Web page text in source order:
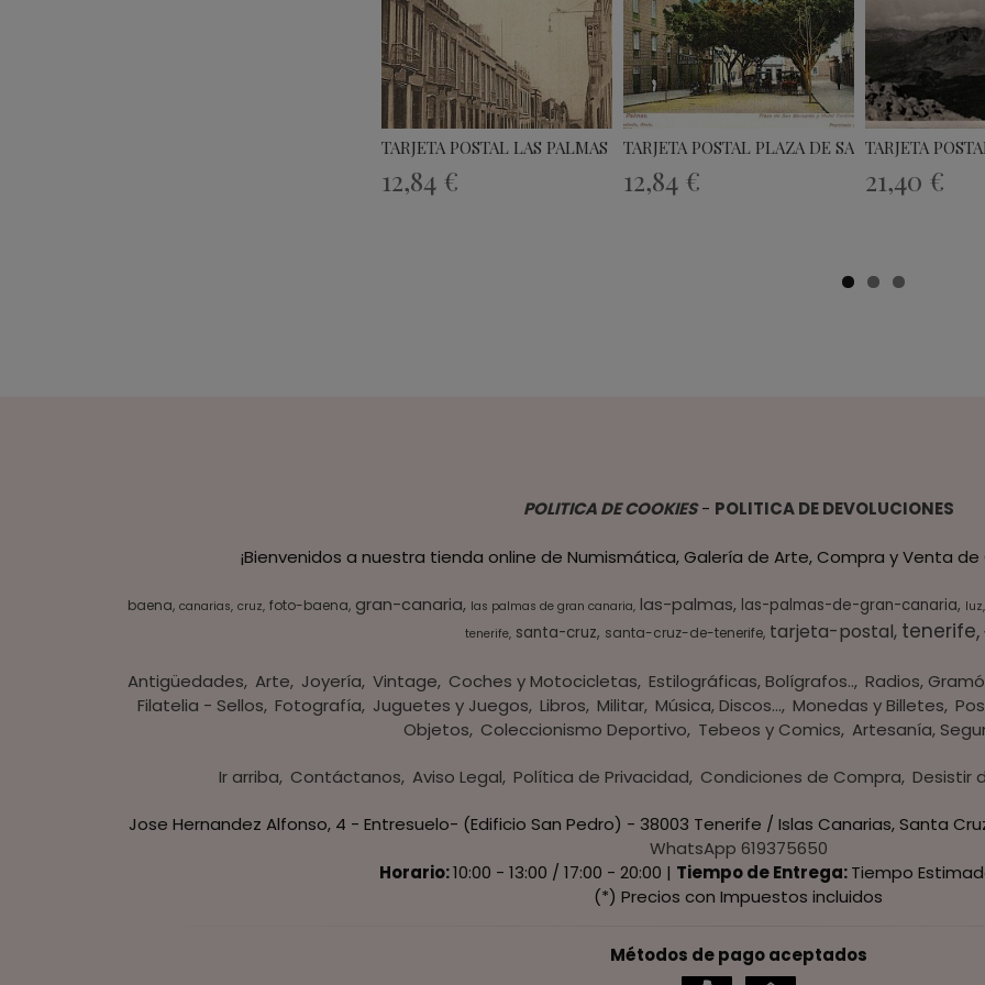
TARJETA POSTAL LAS PALMAS DE GRAN...
12,84 €
TARJETA POSTAL PLAZA DE SAN BERNARDO...
12,84 €
TARJETA
21,40 €
POLITICA DE COOKIES- POLITICA DE DEVOLUCIONES
¡Bienvenidos a nuestra tienda online de Numismática, Galería de Arte, Compra y Venta
baena canarias cruz foto-baena gran-canaria las palmas de gran canaria las-palmas las-palmas-de-gran-canaria luz
tenerife santa-cruz santa-cruz-de-tenerife tarjeta-postal tenerife
Antigüedades Arte Joyería Vintage Coches y Motocicletas Estilográficas, Bolígrafos.. Radios,
Filatelia - Sellos Fotografía Juguetes y Juegos Libros Militar Música, Discos... Monedas y Billetes
Objetos Coleccionismo Deportivo Tebeos y Comics Artesanía,
Ir arriba Contáctanos Aviso Legal Política de Privacidad Condiciones de Compra Desistir
Jose Hernandez Alfonso, 4 - Entresuelo- (Edificio San Pedro) - 38003 Tenerife / Islas Canarias, Santa
WhatsApp 619375650
Horario:10:00 - 13:00 / 17:00 - 20:00 | Tiempo de Entrega:Tiempo
(*) Precios con Impuestos incluidos
Métodos de pago aceptados